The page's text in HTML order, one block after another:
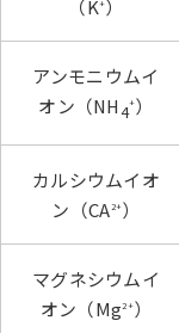
（K ）
アンモニウムイ
オン（NH4+）
カルシウムイオ
ン（CA2+）
マグネシウムイ
オン（Mg2+）